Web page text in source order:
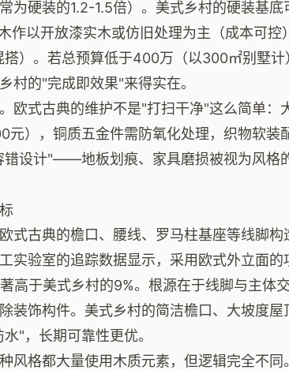
为硬装的1.2-1.5倍）。美式乡村的硬装基
作以开放漆实木或仿旧处理为主（成本可控
搭）。若总预算低于400万（以300㎡别墅
村的"完成即效果"来得实在。
欧式古典的维护不是"打扫干净"这么简单：
），铜质五金件需防氧化处理，织物软装
错设计"——地板划痕、家具磨损被视为风格
式古典的檐口、腰线、罗马柱基座等线脚
实验室的追踪数据显示，采用欧式外立面
高于美式乡村的9%。根源在于线脚与主体
装饰构件。美式乡村的简洁檐口、大坡度
"，长期可靠性更优。
风格都大量使用木质元素，但逻辑完全不同